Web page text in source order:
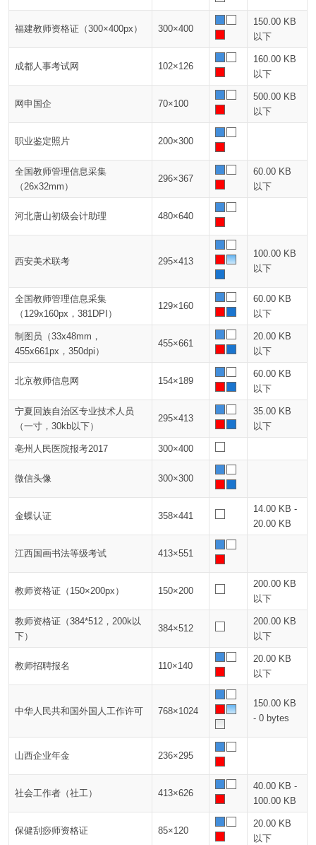
福建教师资格证（300×400px） 300×400
150.00 KB
以下
成都人事考试网 102×126
160.00 KB
以下
网申国企 70×100
500.00 KB
以下
职业鉴定照片 200×300
全国教师管理信息采集
（26x32mm）
296×367
60.00 KB
以下
河北唐山初级会计助理 480×640
西安美术联考 295×413
100.00 KB
以下
全国教师管理信息采集
（129x160px，381DPI）
129×160
60.00 KB
以下
制图员（33x48mm，
455x661px，350dpi）
455×661
20.00 KB
以下
北京教师信息网 154×189
60.00 KB
以下
宁夏回族自治区专业技术人员
（一寸，30kb以下）
295×413
35.00 KB
以下
亳州人民医院报考2017 300×400
微信头像 300×300
金蝶认证 358×441
14.00 KB -
20.00 KB
江西国画书法等级考试 413×551
教师资格证（150×200px） 150×200
200.00 KB
以下
教师资格证（384*512，200k以
下）
384×512
200.00 KB
以下
教师招聘报名 110×140
20.00 KB
以下
中华人民共和国外国人工作许可 768×1024
150.00 KB
- 0 bytes
山西企业年金 236×295
社会工作者（社工） 413×626
40.00 KB -
100.00 KB
保健刮痧师资格证 85×120
20.00 KB
以下